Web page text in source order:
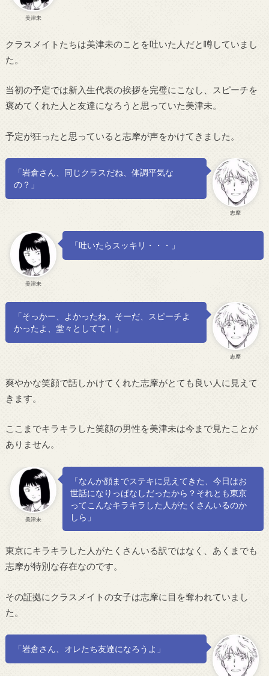
美津未
クラスメイトたちは美津未のことを吐いた人だと噂していまし
た。
当初の予定では新入生代表の挨拶を完璧にこなし、スピーチを
褒めてくれた人と友達になろうと思っていた美津未。
予定が狂ったと思っていると志摩が声をかけてきました。
志摩
「岩倉さん、同じクラスだね、体調平気な
の？」
美津未
「吐いたらスッキリ・・・」
志摩
「そっかー、よかったね、そーだ、スピーチよ
かったよ、堂々としてて！」
爽やかな笑顔で話しかけてくれた志摩がとても良い人に見えて
きます。
ここまでキラキラした笑顔の男性を美津未は今まで見たことが
ありません。
美津未
「なんか顔までステキに見えてきた、今日はお
世話になりっぱなしだったから？それとも東京
ってこんなキラキラした人がたくさんいるのか
しら」
東京にキラキラした人がたくさんいる訳ではなく、あくまでも
志摩が特別な存在なのです。
その証拠にクラスメイトの女子は志摩に目を奪われていまし
た。
「岩倉さん、オレたち友達になろうよ」